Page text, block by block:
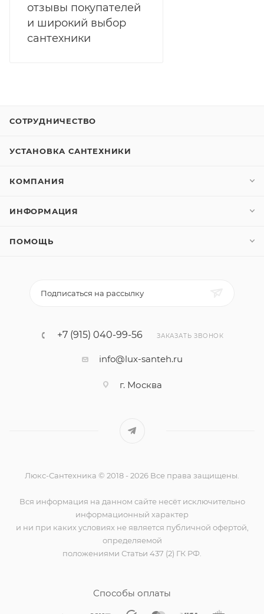
отзывы покупателей
и широкий выбор
сантехники
СОТРУДНИЧЕСТВО
УСТАНОВКА САНТЕХНИКИ
КОМПАНИЯ
ИНФОРМАЦИЯ
ПОМОЩЬ
Подписаться на рассылку
+7 (915) 040-99-56 ЗАКАЗАТЬ ЗВОНОК
info@lux-santeh.ru
г. Москва
Люкс-Сантехника © 2018 - 2026 Все права защищены.
Вся информация на данном сайте несёт исключительно
информационный характер
и ни при каких условиях не является публичной офертой,
определяемой
положениями Статьи 437 (2) ГК РФ.
Способы оплаты